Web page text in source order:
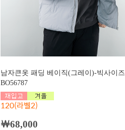
남자큰옷 패딩 베이직(그레이)-빅사이즈
BO56787
120(라벨2)
￦68,000